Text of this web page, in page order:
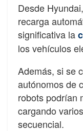
Desde
recarga
significativa la
los vehículos
Además, si se
autónomos de
robots podrían
cargando
secuencial.